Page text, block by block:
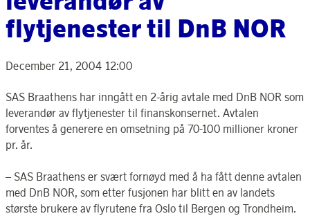
flytjenester til DnB NOR
December 21, 2004 12:00
SAS Braathens har inngått en 2-årig avtale med DnB NOR som
leverandør av flytjenester til finanskonsernet. Avtalen
forventes å generere en omsetning på 70-100 millioner kroner
pr. år.
– SAS Braathens er svært fornøyd med å ha fått denne avtalen
med DnB NOR, som etter fusjonen har blitt en av landets
største brukere av flyrutene fra Oslo til Bergen og Trondheim.